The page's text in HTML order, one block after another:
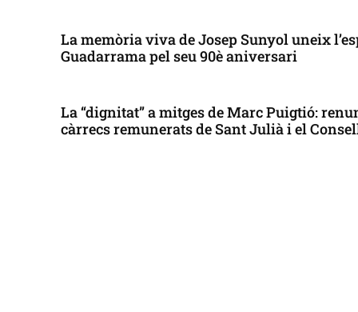
La memòria viva de Josep Sunyol uneix
Guadarrama pel seu 90è aniversari
La “dignitat” a mitges de Marc Puigtió:
càrrecs remunerats de Sant Julià i el